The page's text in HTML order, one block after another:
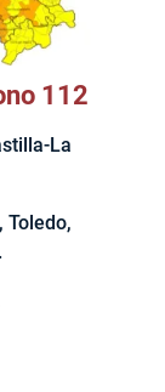
112
La
Toledo,